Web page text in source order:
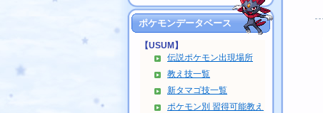
ポケモンデータベース
【USUM】
伝説ポケモン出現場所
教え技一覧
新タマゴ技一覧
ポケモン別 習得可能教え